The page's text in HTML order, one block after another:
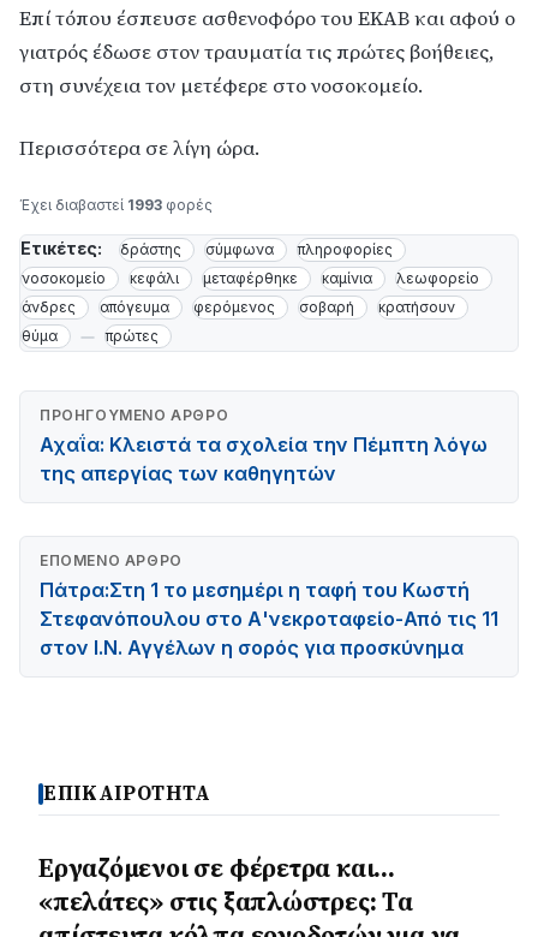
Επί τόπου έσπευσε ασθενοφόρο του ΕΚΑΒ και αφού ο
γιατρός έδωσε στον τραυματία τις πρώτες βοήθειες,
στη συνέχεια τον μετέφερε στο νοσοκομείο.
Περισσότερα σε λίγη ώρα.
Έχει διαβαστεί 1993 φορές
Ετικέτες: δράστης σύμφωνα
πληροφορίες
νοσοκομείο
κεφάλι μεταφέρθηκε καμίνια
λεωφορείο
άνδρες
απόγευμα φερόμενος σοβαρή
κρατήσουν
θύμα
πρώτες
ΠΡΟΗΓΟΎΜΕΝΟ ΆΡΘΡΟ
Αχαΐα: Κλειστά τα σχολεία την Πέμπτη λόγω
της απεργίας των καθηγητών
ΕΠΌΜΕΝΟ ΆΡΘΡΟ
Πάτρα:Στη 1 το μεσημέρι η ταφή του Κωστή
Στεφανόπουλου στο Α'νεκροταφείο-Από τις 11
στον Ι.Ν. Αγγέλων η σορός για προσκύνημα
ΕΠΙΚΑΙΡΟΤΗΤΑ
Εργαζόμενοι σε φέρετρα και…
«πελάτες» στις ξαπλώστρες: Τα